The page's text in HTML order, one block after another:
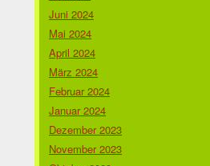
Juni 2024
Mai 2024
April 2024
März 2024
Februar 2024
Januar 2024
Dezember 2023
November 2023